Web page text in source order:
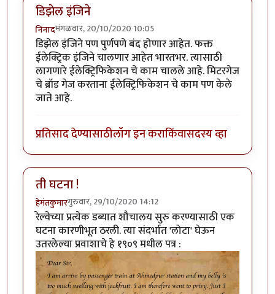
डिझेल इंजिने
निनादमंगळवार, 20/10/2020 10:05
डिझेल इंजिने पण पुर्णपणे बंद होणार आहेत. फक्त
ईलेक्ट्रिक इंजिने चालणार आहेत भारतभर. त्यासाठी
लागणारे ईलेक्ट्रिफिकेशन चे काम चालले आहे. मिटरगेज
चे ब्रॉड गेज करताना ईलेक्ट्रिफिकेशन चे काम पण केले
जाते आहे.
प्रतिसाद देण्यासाठीलॉग इन कराकिंवासदस्य व्हा
ती घटना !
हेमंतकुमारगुरुवार, 29/10/2020 14:12
रेल्वेच्या प्रत्येक डब्यात शौचालय सुरु करण्यासाठी एक
घटना कारणीभूत ठरली. त्या संदर्भात 'लोटा' घेऊन
उतरलेल्या प्रवाशाचे हे १९०९ मधील पत्र :